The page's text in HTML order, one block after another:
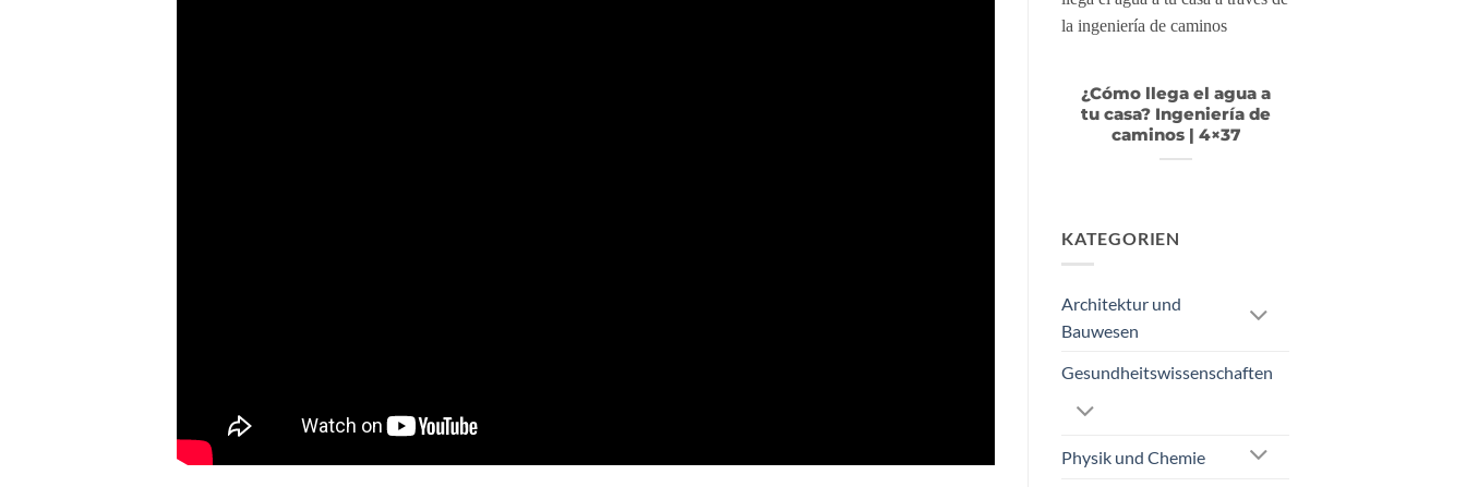
¿Cómo llega el agua a
tu casa? Ingeniería de
caminos | 4×37
KATEGORIEN
Architektur und
Bauwesen
Gesundheitswissenschaften
Physik und Chemie